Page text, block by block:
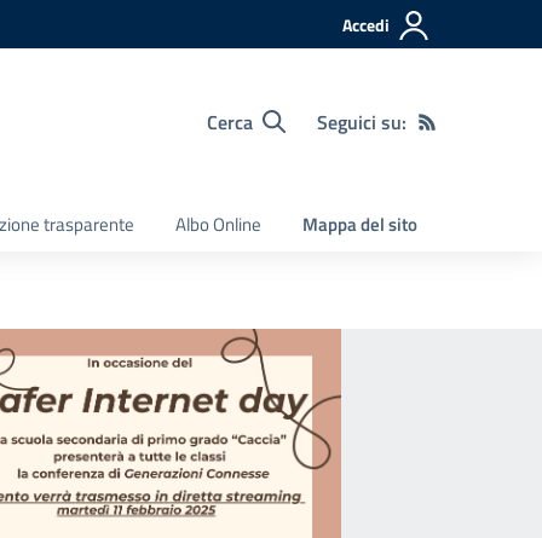
Accedi
Cerca Seguici su:
trasparente Albo Online Mappa del sito